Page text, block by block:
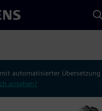
automatisierter Übersetzung
ansehen?